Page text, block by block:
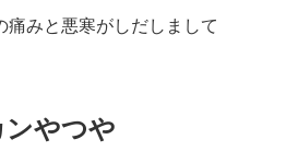
みと悪寒がしだしまして
やつや